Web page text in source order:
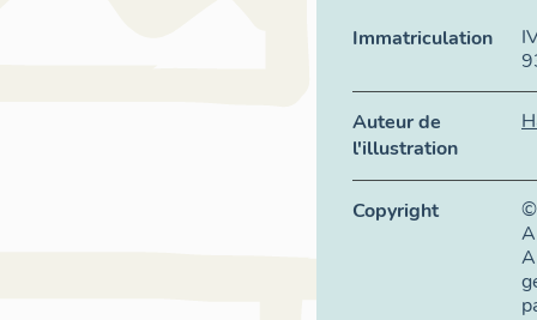
Immatriculation
Auteur de
l'illustration
Copyright